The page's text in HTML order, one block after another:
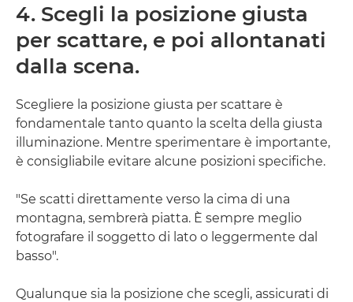
4. Scegli la posizione giusta
per scattare, e poi allontanati
dalla scena.
Scegliere la posizione giusta per scattare è
fondamentale tanto quanto la scelta della giusta
illuminazione. Mentre sperimentare è importante,
è consigliabile evitare alcune posizioni specifiche.
"Se scatti direttamente verso la cima di una
montagna, sembrerà piatta. È sempre meglio
fotografare il soggetto di lato o leggermente dal
basso".
Qualunque sia la posizione che scegli, assicurati di